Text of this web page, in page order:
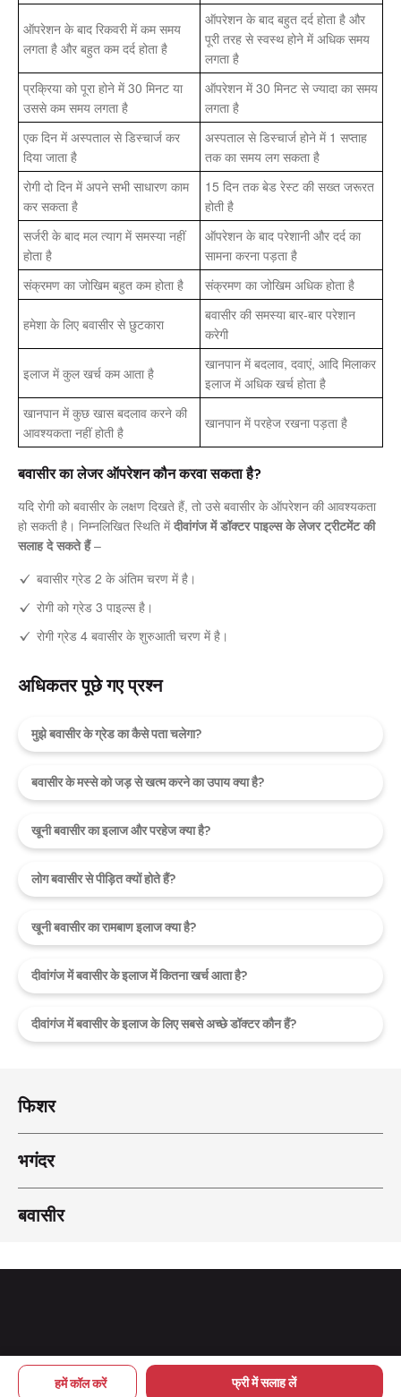
हमें कॉल करें फ्री में सलाह लें
ऑपरेशन के बाद रिकवरी में कम समय
लगता है और बहुत कम दर्द होता है
ऑपरेशन के बाद बहुत दर्द होता है और
पूरी तरह से स्वस्थ होने में अधिक समय
लगता है
प्रक्रिया को पूरा होने में 30 मिनट या
उससे कम समय लगता है
ऑपरेशन में 30 मिनट से ज्यादा का समय
लगता है
एक दिन में अस्पताल से डिस्चार्ज कर
दिया जाता है
अस्पताल से डिस्चार्ज होने में 1 सप्ताह
तक का समय लग सकता है
रोगी दो दिन में अपने सभी साधारण काम
कर सकता है
15 दिन तक बेड रेस्ट की सख्त जरूरत
होती है
सर्जरी के बाद मल त्याग में समस्या नहीं
होता है
ऑपरेशन के बाद परेशानी और दर्द का
सामना करना पड़ता है
संक्रमण का जोखिम बहुत कम होता है
संक्रमण का जोखिम अधिक होता है
हमेशा के लिए बवासीर से छुटकारा
बवासीर की समस्या बार-बार परेशान
करेगी
इलाज में कुल खर्च कम आता है
खानपान में बदलाव, दवाएं, आदि मिलाकर
इलाज में अधिक खर्च होता है
खानपान में कुछ खास बदलाव करने की
आवश्यकता नहीं होती है
खानपान में परहेज रखना पड़ता है
बवासीर का लेजर ऑपरेशन कौन करवा सकता है?
यदि रोगी को बवासीर के लक्षण दिखते हैं, तो उसे बवासीर के ऑपरेशन की आवश्यकता
हो सकती है। निम्नलिखित स्थिति मेंदीवांगंज में डॉक्टर पाइल्स के लेजर ट्रीटमेंट की
सलाह दे सकते हैं–
बवासीर ग्रेड 2 के अंतिम चरण में है।
रोगी को ग्रेड 3 पाइल्स है।
रोगी ग्रेड 4 बवासीर के शुरुआती चरण में है।
अधिकतर पूछे गए प्रश्न
मुझे बवासीर के ग्रेड का कैसे पता चलेगा?
बवासीर के मस्से को जड़ से खत्म करने का उपाय क्या है?
खूनी बवासीर का इलाज और परहेज क्या है?
लोग बवासीर से पीड़ित क्यों होते हैं?
खूनी बवासीर का रामबाण इलाज क्या है?
दीवांगंज में बवासीर के इलाज में कितना खर्च आता है?
दीवांगंज में बवासीर के इलाज के लिए सबसे अच्छे डॉक्टर कौन हैं?
फिशर
भगंदर
बवासीर
Copyright © 2026 pileskailaj